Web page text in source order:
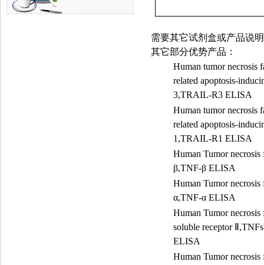
需要其它试剂盒或产品说
其它部分优势产品：
Human tumor necrosis
related apoptosis-
3,TRAIL-R3 ELISA
Human tumor necrosis
related apoptosis-
1,TRAIL-R1 ELISA
Human Tumor necrosis
β,TNF-β ELISA
Human Tumor necrosis
α,TNF-α ELISA
Human Tumor necrosis
soluble receptor
ELISA
Human Tumor necrosis